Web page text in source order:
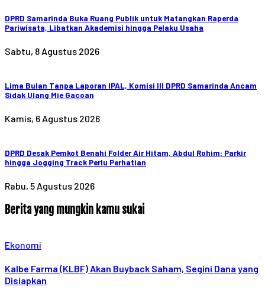
DPRD Samarinda Buka Ruang Publik untuk Matangkan Raperda
Pariwisata, Libatkan Akademisi hingga Pelaku Usaha
Sabtu, 8 Agustus 2026
Lima Bulan Tanpa Laporan IPAL, Komisi III DPRD Samarinda Ancam
Sidak Ulang Mie Gacoan
Kamis, 6 Agustus 2026
DPRD Desak Pemkot Benahi Folder Air Hitam, Abdul Rohim: Parkir
hingga Jogging Track Perlu Perhatian
Rabu, 5 Agustus 2026
Berita yang mungkin kamu sukai
Ekonomi
Kalbe Farma (KLBF) Akan Buyback Saham, Segini Dana yang
Disiapkan